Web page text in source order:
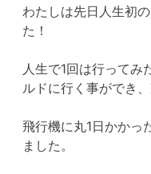
わたしは先日人生初
た！
人生で1回は行って
ルドに行く事ができ
飛行機に丸1日かかっ
ました。